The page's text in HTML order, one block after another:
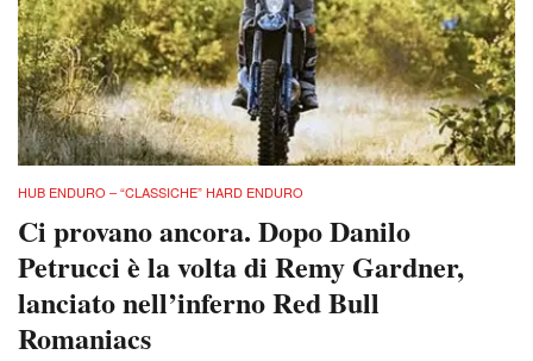
HUB ENDURO – “CLASSICHE” HARD ENDURO
Ci provano ancora. Dopo Danilo
Petrucci è la volta di Remy Gardner,
lanciato nell’inferno Red Bull
Romaniacs